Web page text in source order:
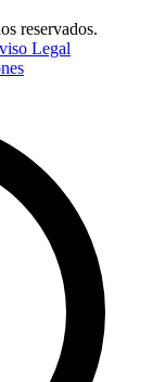
reservados.
Legal